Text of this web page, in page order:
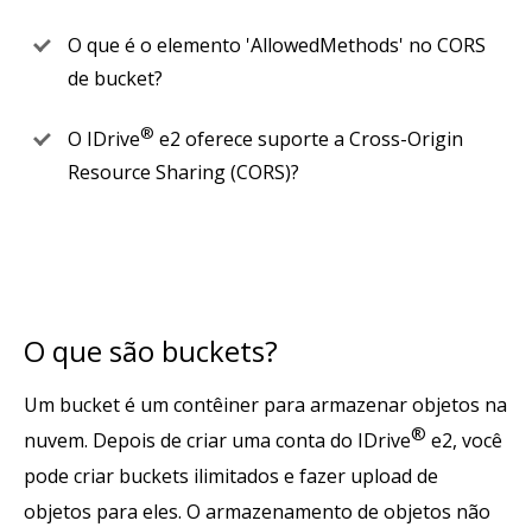
O que é o elemento 'AllowedMethods' no CORS
de bucket?
O IDrive® e2 oferece suporte a Cross-Origin
Resource Sharing (CORS)?
O que são buckets?
Um bucket é um contêiner para armazenar objetos na
nuvem. Depois de criar uma conta do IDrive® e2, você
pode criar buckets ilimitados e fazer upload de
objetos para eles. O armazenamento de objetos não